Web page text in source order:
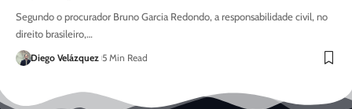
Segundo o procurador Bruno Garcia Redondo, a responsabilidade civil, no
direito brasileiro,…
Diego Velázquez 5 Min Read